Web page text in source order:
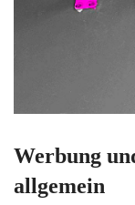
Werbung
allgemein